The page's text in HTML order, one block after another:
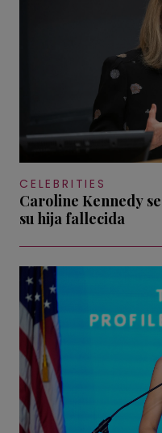
CELEBRITIES
Caroline Kennedy
su hija fallecida